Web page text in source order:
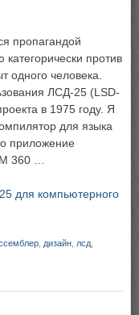
пропагандой
против
одного человека.
ЛСД-25 (LSD-
в 1975 году. Я
для языка
приложение
360 …
для компьютерного
дизайн лсд